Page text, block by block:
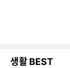
생활 BEST